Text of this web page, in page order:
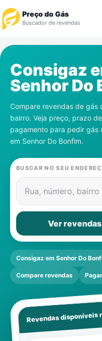
Preço do Gás
Buscador de revendas
Revendedor
Notícias
Cadastre-se
Gás
Contatos
Consigaz
Senhor Do
Compare revendas de gás
bairro. Veja preço, prazo
pagamento para pedir gás
em Senhor Do Bonfim.
BUSCAR NO SEU
Rua, número, bairro
Ver
Consigaz em Senhor Do
Compare revendas
Revendas disponíveis